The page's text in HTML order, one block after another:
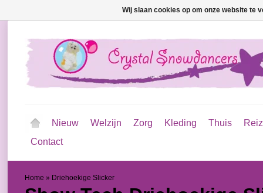
Nieuw Welzijn Zorg Kleding Thuis
Contact
Home » Driehoekige Slicker
Wij slaan cookies op om onze website te